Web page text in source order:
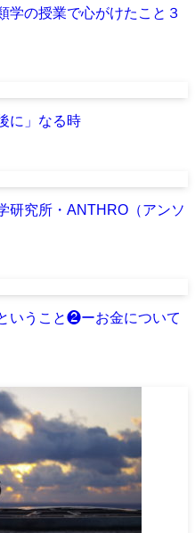
学の授業で心がけたこと３
に」なる時
研究所・ANTHRO（アンソ
いうこと❷ーお金について